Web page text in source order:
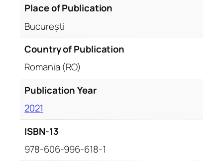
Place of Publication
București
Country of Publication
Romania (RO)
Publication Year
2021
ISBN-13
978-606-996-618-1